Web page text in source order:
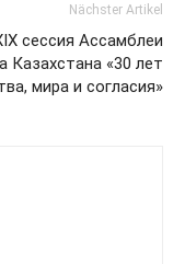
Nächster Artikel
сессия Ассамблеи
Казахстана «30 лет
мира и согласия»